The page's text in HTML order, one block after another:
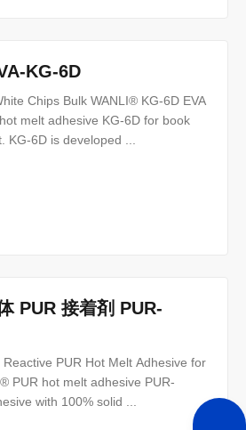
KG-6D
Chips Bulk WANLI® KG-6D EVA
melt adhesive KG-6D for book
6D is developed ...
PUR 接着剤 PUR-
PUR Hot Melt Adhesive for
PUR hot melt adhesive PUR-
with 100% solid ...